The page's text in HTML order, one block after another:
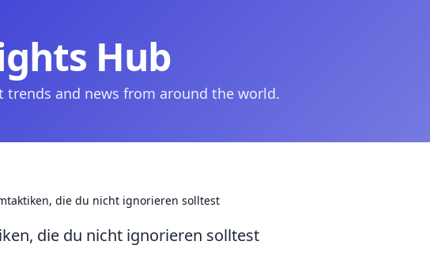
Hub
trends and news from around the world.
die du nicht ignorieren solltest
die du nicht ignorieren solltest